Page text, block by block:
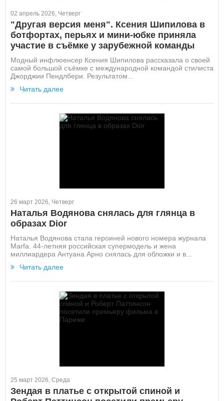
02 апрель 2026, Четверг
"Другая версия меня". Ксения Шипилова в
ботфортах, перьях и мини-юбке приняла
участие в съёмке у зарубежной команды
Модный инфлюенсер Ксения Шипилова рассказала о своей
самой большой съёмке с международной командой стилиста
Джорджии Пендлбери. Результатом...
Читать далее
26 март 2026, Четверг
Наталья Водянова снялась для глянца в
образах Dior
Наталья Водянова стала героиней нового номера журнала
Marfa. 44-летняя российская супермодель и жена
миллиардера Антуана Арно снялась для обложки и в...
Читать далее
25 март 2026, Среда
Зендая в платье с открытой спиной и